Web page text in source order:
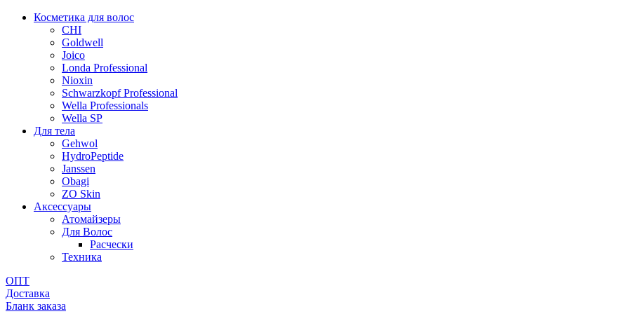
Косметика для волос
CHI
Goldwell
Joico
Londa Professional
Nioxin
Schwarzkopf Professional
Wella Professionals
Wella SP
Для тела
Gehwol
HydroPeptide
Janssen
Obagi
ZO Skin
Aксессуары
Атомайзеры
Для Волос
Расчески
Техника
ОПТ
Доставка
Бланк заказа